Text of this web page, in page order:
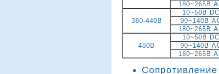
180~265В
380-440В
10~50B DC
90~140В
180~265В
480В
10~50B DC
90~140В
180~265В